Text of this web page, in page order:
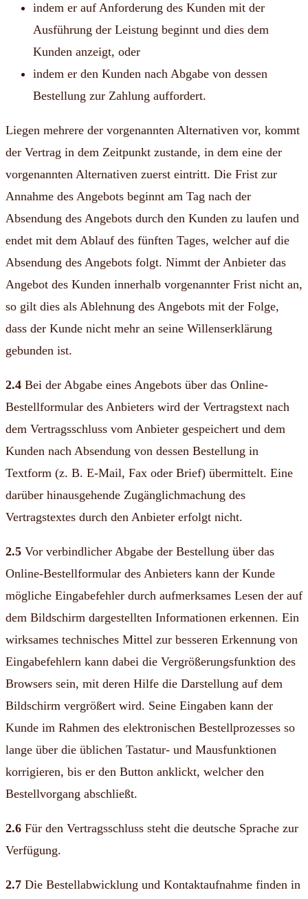
indem er auf Anforderung des Kunden mit der
Ausführung der Leistung beginnt und dies dem
Kunden anzeigt, oder
indem er den Kunden nach Abgabe von dessen
Bestellung zur Zahlung auffordert.
Liegen mehrere der vorgenannten Alternativen vor, kommt
der Vertrag in dem Zeitpunkt zustande, in dem eine der
vorgenannten Alternativen zuerst eintritt. Die Frist zur
Annahme des Angebots beginnt am Tag nach der
Absendung des Angebots durch den Kunden zu laufen und
endet mit dem Ablauf des fünften Tages, welcher auf die
Absendung des Angebots folgt. Nimmt der Anbieter das
Angebot des Kunden innerhalb vorgenannter Frist nicht an,
so gilt dies als Ablehnung des Angebots mit der Folge,
dass der Kunde nicht mehr an seine Willenserklärung
gebunden ist.
2.4 Bei der Abgabe eines Angebots über das Online-
Bestellformular des Anbieters wird der Vertragstext nach
dem Vertragsschluss vom Anbieter gespeichert und dem
Kunden nach Absendung von dessen Bestellung in
Textform (z. B. E-Mail, Fax oder Brief) übermittelt. Eine
darüber hinausgehende Zugänglichmachung des
Vertragstextes durch den Anbieter erfolgt nicht.
2.5 Vor verbindlicher Abgabe der Bestellung über das
Online-Bestellformular des Anbieters kann der Kunde
mögliche Eingabefehler durch aufmerksames Lesen der auf
dem Bildschirm dargestellten Informationen erkennen. Ein
wirksames technisches Mittel zur besseren Erkennung von
Eingabefehlern kann dabei die Vergrößerungsfunktion des
Browsers sein, mit deren Hilfe die Darstellung auf dem
Bildschirm vergrößert wird. Seine Eingaben kann der
Kunde im Rahmen des elektronischen Bestellprozesses so
lange über die üblichen Tastatur- und Mausfunktionen
korrigieren, bis er den Button anklickt, welcher den
Bestellvorgang abschließt.
2.6 Für den Vertragsschluss steht die deutsche Sprache zur
Verfügung.
2.7 Die Bestellabwicklung und Kontaktaufnahme finden in